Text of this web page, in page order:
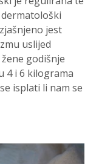
jest
uslijed
godišnje
4 i 6 kilograma
isplati li nam se